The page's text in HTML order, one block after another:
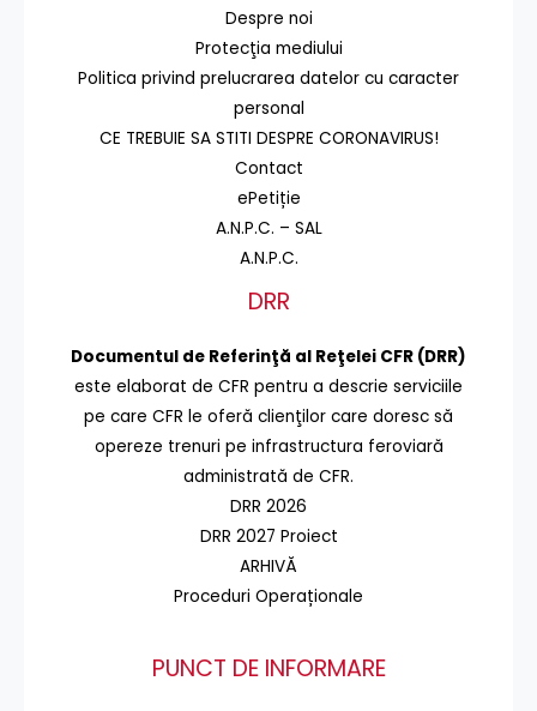
Despre noi
Protecţia mediului
Politica privind prelucrarea datelor cu caracter
personal
CE TREBUIE SA STITI DESPRE CORONAVIRUS!
Contact
ePetiție
A.N.P.C. – SAL
A.N.P.C.
DRR
Documentul de Referinţă al Reţelei CFR (DRR)
este elaborat de CFR pentru a descrie serviciile
pe care CFR le oferă clienţilor care doresc să
opereze trenuri pe infrastructura feroviară
administrată de CFR.
DRR 2026
DRR 2027 Proiect
ARHIVĂ
Proceduri Operaționale
PUNCT DE INFORMARE